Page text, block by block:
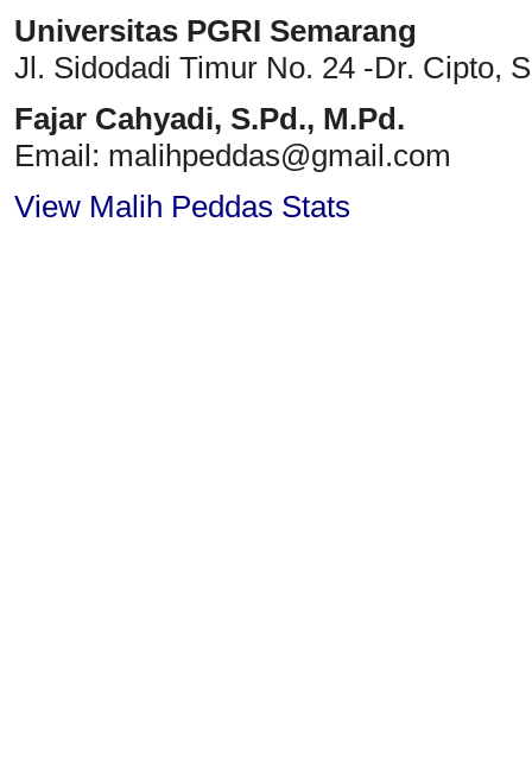
Universitas PGRI Semarang
Jl. Sidodadi Timur No. 24 -Dr. Cipto,
Fajar Cahyadi, S.Pd., M.Pd.
Email: malihpeddas@gmail.com
View Malih Peddas Stats